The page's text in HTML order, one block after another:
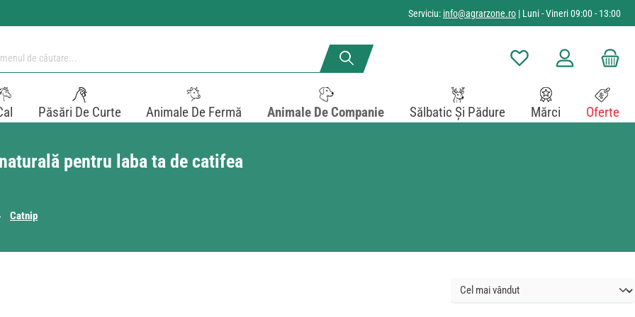
Serviciu: info@agrarzone.ro | Luni - Vineri 09:00 - 13:00
Aveți 0 articole din lista
Păsări De Curte Animale De Fermă Animale De Companie Sălbatic Și Pădure Mărci Oferte
pentru laba ta de catifea
Catnip